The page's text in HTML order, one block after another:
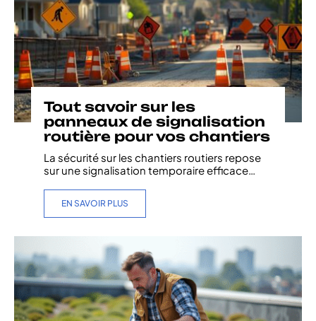
Tout savoir sur les
panneaux de signalisation
routière pour vos chantiers
La sécurité sur les chantiers routiers repose
sur une signalisation temporaire efficace…
EN SAVOIR PLUS